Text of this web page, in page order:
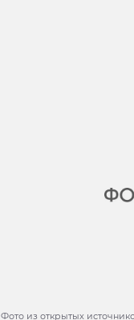
Фото из открытых